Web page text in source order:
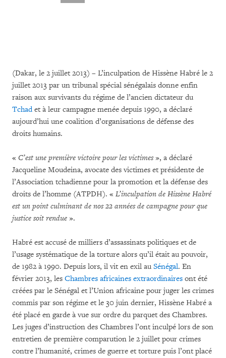
(Dakar, le 2 juillet 2013) – L’inculpation de Hissène Habré le 2
juillet 2013 par un tribunal spécial sénégalais donne enfin
raison aux survivants du régime de l’ancien dictateur du
Tchadet à leur campagne menée depuis 1990, a déclaré
aujourd’hui une coalition d’organisations de défense des
droits humains.
« C’est une première victoire pour les victimes», a déclaré
Jacqueline Moudeina, avocate des victimes et présidente de
l’Association tchadienne pour la promotion et la défense des
droits de l’homme (ATPDH). « L’inculpation de Hissène Habré
est un point culminant de nos 22 années de campagne pour que
justice soit rendue ».
Habré est accusé de milliers d’assassinats politiques et de
l’usage systématique de la torture alors qu’il était au pouvoir,
de 1982 à 1990. Depuis lors, il vit en exil au Sénégal. En
février 2013, les Chambres africaines extraordinaires ont été
créées par le Sénégal et l’Union africaine pour juger les crimes
commis par son régime et le 30 juin dernier, Hissène Habré a
été placé en garde à vue sur ordre du parquet des Chambres.
Les juges d’instruction des Chambres l’ont inculpé lors de son
entretien de première comparution le 2 juillet pour crimes
contre l’humanité, crimes de guerre et torture puis l’ont placé